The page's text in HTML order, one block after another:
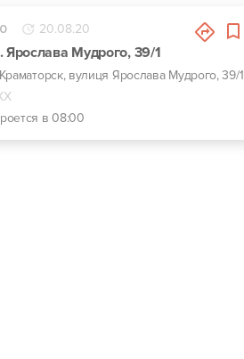
20.08.20
Ярослава Мудрого, 39/1
Краматорск, вулиця Ярослава Мудрого, 39/1
в 08:00